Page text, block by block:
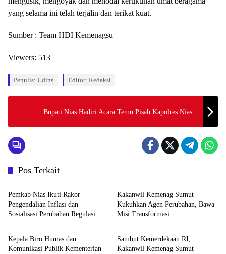
yang selama ini telah terjalin dan terikat kuat.
Sumber : Team HDI Kemenagsu
Viewers: 513
Penulis: Udins Editor: Redaksi
Bupati Nias Hadiri Acara Temu Pisah Kapolres Nias
Pos Terkait
Agama
Pemkab Nias Ikuti Rakor
Pengendalian Inflasi dan
Sosialisasi Perubahan Regulasi
Kakanwil Kemenag Sumut
Kukuhkan Agen Perubahan, Bawa
Misi Transformasi
Agama
Kepala Biro Humas dan
Komunikasi Publik Kementerian
Agama
Sambut Kemerdekaan RI,
Kakanwil Kemenag Sumut